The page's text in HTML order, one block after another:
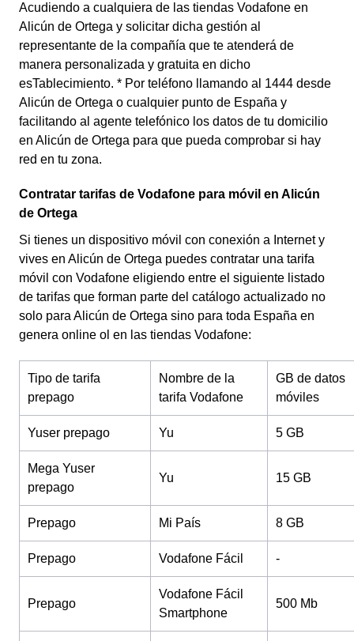
Acudiendo a cualquiera de las tiendas Vodafone en
Alicún de Ortega y solicitar dicha gestión al
representante de la compañía que te atenderá de
manera personalizada y gratuita en dicho
esTablecimiento. * Por teléfono llamando al 1444 desde
Alicún de Ortega o cualquier punto de España y
facilitando al agente telefónico los datos de tu domicilio
en Alicún de Ortega para que pueda comprobar si hay
red en tu zona.
Contratar tarifas de Vodafone para móvil en Alicún
de Ortega
Si tienes un dispositivo móvil con conexión a Internet y
vives en Alicún de Ortega puedes contratar una tarifa
móvil con Vodafone eligiendo entre el siguiente listado
de tarifas que forman parte del catálogo actualizado no
solo para Alicún de Ortega sino para toda España en
genera online ol en las tiendas Vodafone:
Tipo de tarifa
prepago
Nombre de la
tarifa Vodafone
GB de datos
móviles
Yuser prepago Yu 5 GB
Mega Yuser
prepago
Yu 15 GB
Prepago Mi País 8 GB
Prepago Vodafone Fácil -
Prepago
Vodafone Fácil
Smartphone
500 Mb